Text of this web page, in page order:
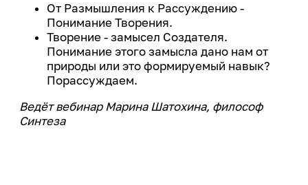
От Размышления к Рассуждению -
Понимание Творения.
Творение - замысел Создателя.
Понимание этого замысла дано нам от
природы или это формируемый навык?
Порассуждаем.
Ведёт вебинар Марина Шатохина, философ
Синтеза